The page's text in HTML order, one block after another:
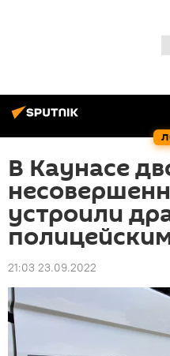
В Каунасе
устроили
21:03 23.09.2022